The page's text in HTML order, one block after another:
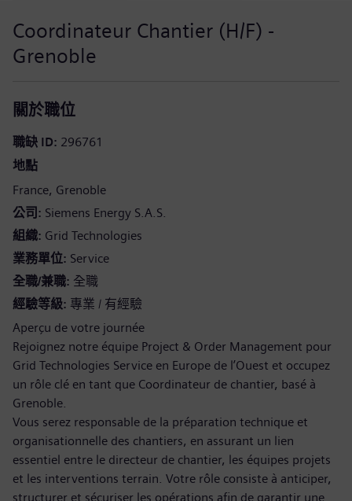
Coordinateur Chantier (H/F) -
Grenoble
關於職位
職缺 ID 296761
地點
France Grenoble
公司 Siemens Energy S.A.S.
組織 Grid Technologies
業務單位 Service
全職/兼職 全職
經驗等級 專業 / 有經驗
Aperçu de votre journée
Rejoignez notre équipe Project & Order Management pour
Grid Technologies Service en Europe de l’Ouest et occupez
un rôle clé en tant que Coordinateur de chantier, basé à
Grenoble.
Vous serez responsable de la préparation technique et
organisationnelle des chantiers, en assurant un lien
essentiel entre le directeur de chantier, les équipes projets
et les interventions terrain. Votre rôle consiste à anticiper,
structurer et sécuriser les opérations afin de garantir une